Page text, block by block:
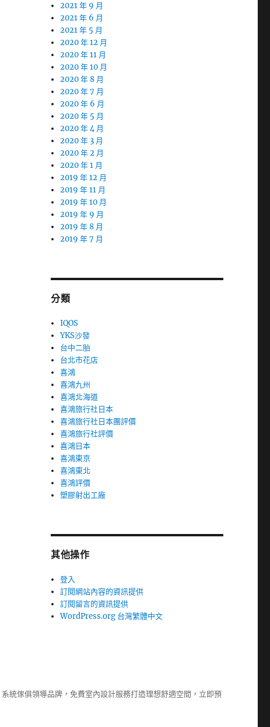
2021 年 9 月
2021 年 6 月
2021 年 5 月
2020 年 12 月
2020 年 11 月
2020 年 10 月
2020 年 8 月
2020 年 7 月
2020 年 6 月
2020 年 5 月
2020 年 4 月
2020 年 3 月
2020 年 2 月
2020 年 1 月
2019 年 12 月
2019 年 11 月
2019 年 10 月
2019 年 9 月
2019 年 8 月
2019 年 7 月
分類
IQOS
YKS沙發
台中二胎
台北市花店
喜鴻
喜鴻九州
喜鴻北海道
喜鴻旅行社日本
喜鴻旅行社日本團評價
喜鴻旅行社評價
喜鴻日本
喜鴻東京
喜鴻東北
喜鴻評價
塑膠射出工廠
其他操作
登入
訂閱網站內容的資訊提供
訂閱留言的資訊提供
WordPress.org 台灣繁體中文
系統傢俱領導品牌，免費室內設計服務打造理想舒適空間，立即預